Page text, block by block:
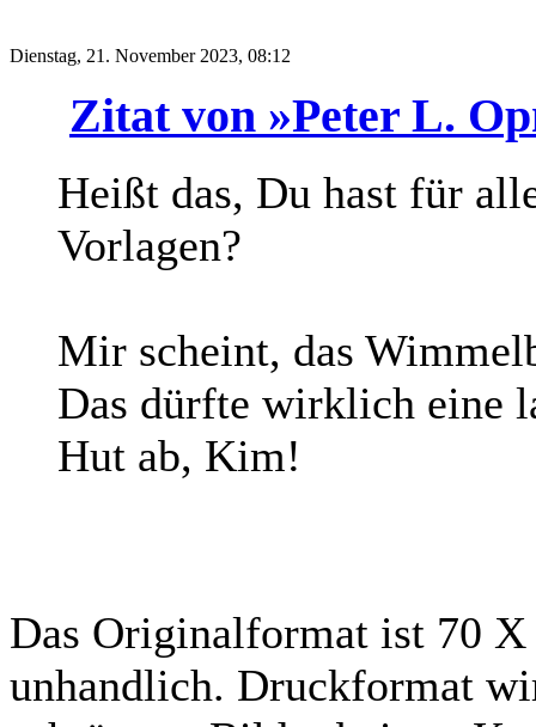
Dienstag, 21. November 2023, 08:12
Zitat von »Peter L.
Heißt das, Du hast für
Vorlagen?
Mir scheint, das
Das dürfte wirklich eine
Hut ab, Kim!
Das Originalformat ist 70
unhandlich. Druckformat